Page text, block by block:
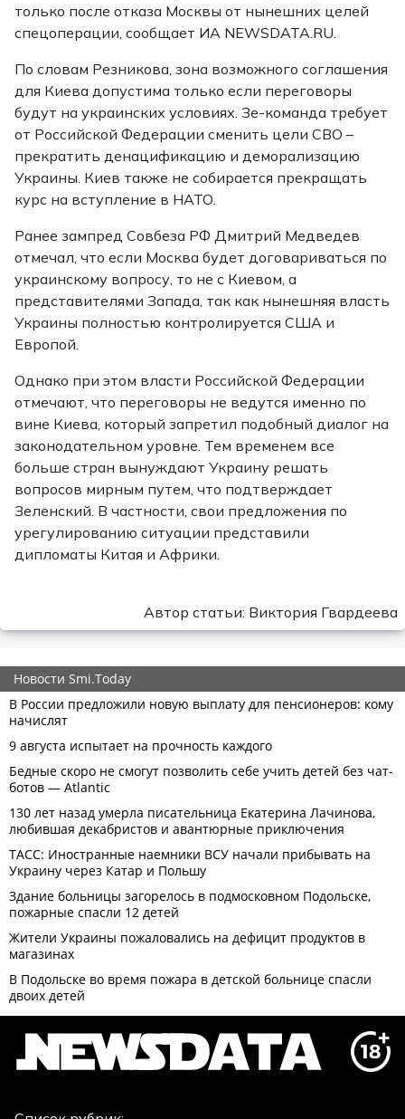
только после отказа Москвы от нынешних целей
спецоперации, сообщает ИА NEWSDATA.RU.
По словам Резникова, зона возможного соглашения
для Киева допустима только если переговоры
будут на украинских условиях. Зе-команда требует
от Российской Федерации сменить цели СВО –
прекратить денацификацию и деморализацию
Украины. Киев также не собирается прекращать
курс на вступление в НАТО.
Ранее зампред Совбеза РФ Дмитрий Медведев
отмечал, что если Москва будет договариваться по
украинскому вопросу, то не с Киевом, а
представителями Запада, так как нынешняя власть
Украины полностью контролируется США и
Европой.
Однако при этом власти Российской Федерации
отмечают, что переговоры не ведутся именно по
вине Киева, который запретил подобный диалог на
законодательном уровне. Тем временем все
больше стран вынуждают Украину решать
вопросов мирным путем, что подтверждает
Зеленский. В частности, свои предложения по
урегулированию ситуации представили
дипломаты Китая и Африки.
Автор статьи: Виктория Гвардеева